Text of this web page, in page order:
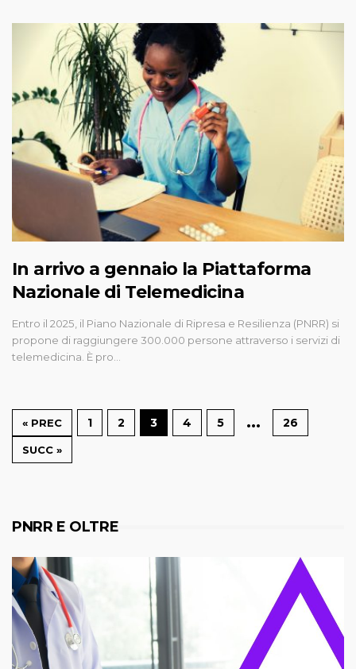
In arrivo a gennaio la Piattaforma
Nazionale di Telemedicina
Entro il 2025, il Piano Nazionale di Ripresa e Resilienza (PNRR) si
propone di raggiungere 300.000 persone attraverso i servizi di
telemedicina. È pro…
« PREC 1 2 3 4 5 … 26
SUCC »
PNRR E OLTRE